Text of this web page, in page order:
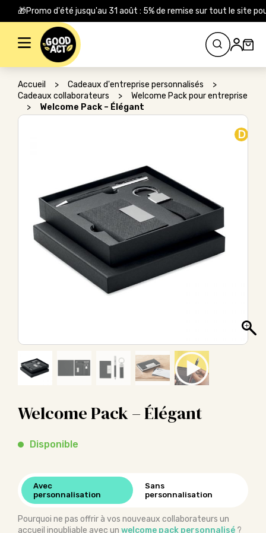
🎁Promo d'été jusqu'au 31 août : 5% de remise sur tout le site
Rechercher :
Accueil > Cadeaux d'entreprise personnalisés
>
Cadeaux collaborateurs
>
Welcome Pack pour entreprise
>
Welcome Pack – Élégant
D
Welcome Pack – Élégant
Disponible
Avec
personnalisation
Sans
personnalisation
Pourquoi ne pas offrir à vos nouveaux collaborateurs un
accueil inoubliable avec un welcome pack personnalisé ?